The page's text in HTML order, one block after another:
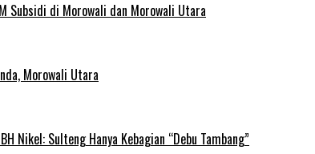
Subsidi di Morowali dan Morowali Utara
Morowali Utara
Nikel: Sulteng Hanya Kebagian “Debu Tambang”